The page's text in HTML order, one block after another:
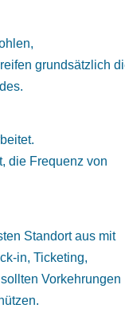
grundsätzlich
die Frequenz von
Standort aus mit
in, Ticketing,
Vorkehrungen